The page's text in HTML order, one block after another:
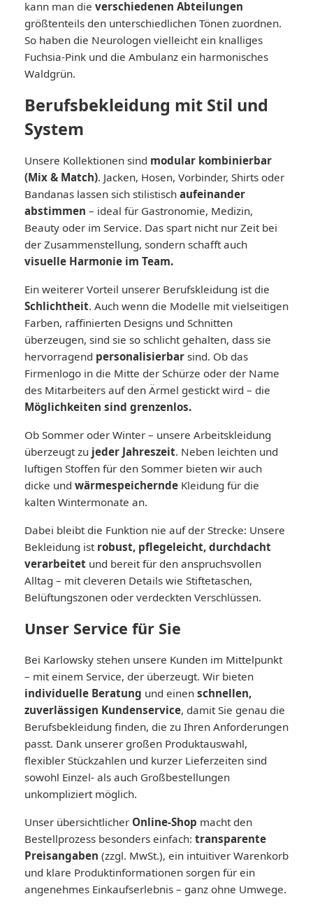
kann man die verschiedenen Abteilungen
größtenteils den unterschiedlichen Tönen zuordnen.
So haben die Neurologen vielleicht ein knalliges
Fuchsia-Pink und die Ambulanz ein harmonisches
Waldgrün.
Berufsbekleidung mit Stil und
System
Unsere Kollektionen sind modular kombinierbar
(Mix & Match). Jacken, Hosen, Vorbinder, Shirts oder
Bandanas lassen sich stilistisch aufeinander
abstimmen – ideal für Gastronomie, Medizin,
Beauty oder im Service. Das spart nicht nur Zeit bei
der Zusammenstellung, sondern schafft auch
visuelle Harmonie im Team.
Ein weiterer Vorteil unserer Berufskleidung ist die
Schlichtheit. Auch wenn die Modelle mit vielseitigen
Farben, raffinierten Designs und Schnitten
überzeugen, sind sie so schlicht gehalten, dass sie
hervorragend personalisierbar sind. Ob das
Firmenlogo in die Mitte der Schürze oder der Name
des Mitarbeiters auf den Ärmel gestickt wird – die
Möglichkeiten sind grenzenlos.
Ob Sommer oder Winter – unsere Arbeitskleidung
überzeugt zu jeder Jahreszeit. Neben leichten und
luftigen Stoffen für den Sommer bieten wir auch
dicke und wärmespeichernde Kleidung für die
kalten Wintermonate an.
Dabei bleibt die Funktion nie auf der Strecke: Unsere
Bekleidung ist robust, pflegeleicht, durchdacht
verarbeitet und bereit für den anspruchsvollen
Alltag – mit cleveren Details wie Stiftetaschen,
Belüftungszonen oder verdeckten Verschlüssen.
Unser Service für Sie
Bei Karlowsky stehen unsere Kunden im Mittelpunkt
– mit einem Service, der überzeugt. Wir bieten
individuelle Beratung und einen schnellen,
zuverlässigen Kundenservice, damit Sie genau die
Berufsbekleidung finden, die zu Ihren Anforderungen
passt. Dank unserer großen Produktauswahl,
flexibler Stückzahlen und kurzer Lieferzeiten sind
sowohl Einzel- als auch Großbestellungen
unkompliziert möglich.
Unser übersichtlicher Online-Shop macht den
Bestellprozess besonders einfach: transparente
Preisangaben (zzgl. MwSt.), ein intuitiver Warenkorb
und klare Produktinformationen sorgen für ein
angenehmes Einkaufserlebnis – ganz ohne Umwege.